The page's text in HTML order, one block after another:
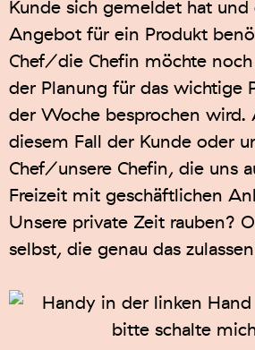
Kunde sich gemeldet hat
Angebot für ein Produkt
Chef/die Chefin möchte
der Planung für das wichtige
der Woche besprochen wird.
diesem Fall der Kunde oder
Chef/unsere Chefin, die uns
Freizeit mit geschäftlichen
Unsere private Zeit rauben?
selbst, die genau das